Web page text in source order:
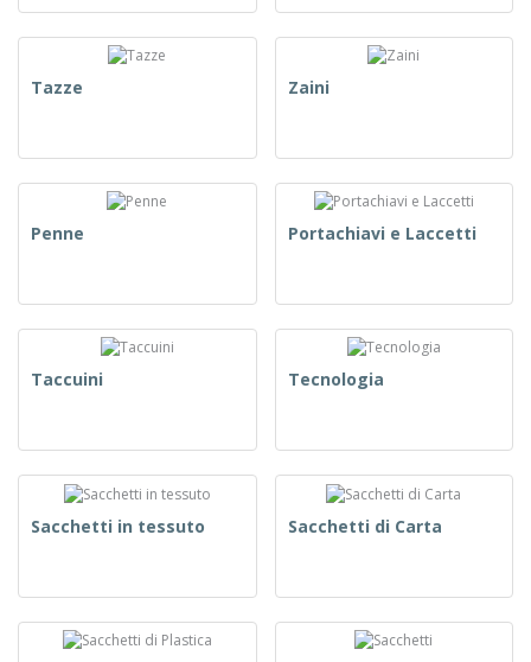
Tazze Zaini
Penne Portachiavi e Laccetti
Taccuini Tecnologia
Sacchetti in tessuto Sacchetti di Carta